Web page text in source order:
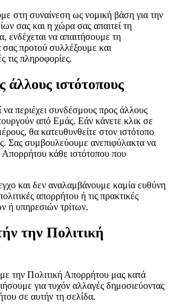
στη συναίνεση ως νομική βάση για την
σας και η χώρα σας απαιτεί τη
ενδέχεται να απαιτήσουμε τη
προτού συλλέξουμε και
τις πληροφορίες.
άλλους ιστότοπους
περιέχει συνδέσμους προς άλλους
από Εμάς. Εάν κάνετε κλικ σε
θα κατευθυνθείτε στον ιστότοπο
Σας συμβουλεύουμε ανεπιφύλακτα να
Απορρήτου κάθε ιστότοπου που
και δεν αναλαμβάνουμε καμία ευθύνη
απορρήτου ή τις πρακτικές
ή υπηρεσιών τρίτων.
την Πολιτική
την Πολιτική Απορρήτου μας κατά
για τυχόν αλλαγές δημοσιεύοντας
σε αυτήν τη σελίδα.